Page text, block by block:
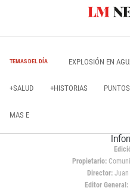
TEMAS DEL DÍA EXPLOSIÓN EN
+SALUD +HISTORIAS
MAS E
Propietario:
Director: Juan
Editor General: